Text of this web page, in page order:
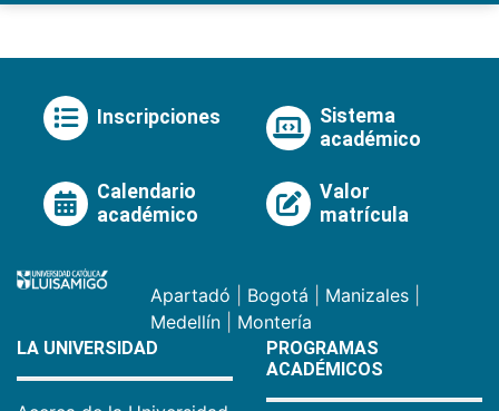
Inscripciones
Sistema
académico
Calendario
académico
Valor
matrícula
Apartadó Bogotá Manizales
Medellín
Montería
LA UNIVERSIDAD
PROGRAMAS
ACADÉMICOS